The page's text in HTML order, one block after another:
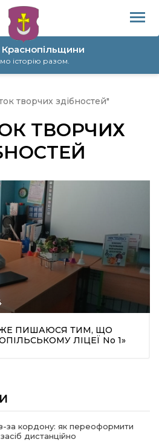
історію разом.
творчих здібностей"
ТВОРЧИХ
ПИШАЮСЯ ТИМ, ЩО
ЛІЦЕЇ No 1»
за кордону: як переоформити
дистанційно